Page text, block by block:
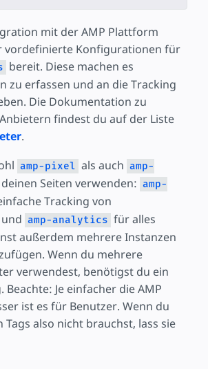
mit der AMP Plattform
vordefinierte Konfigurationen für
bereit. Diese machen es
zu erfassen und an die Tracking
Die Dokumentation zu
findest du auf der Liste
.
amp-pixel als auch amp-
Seiten verwenden: amp-
Tracking von
amp-analytics für alles
außerdem mehrere Instanzen
Wenn du mehrere
verwendest, benötigst du ein
Beachte: Je einfacher die AMP
ist es für Benutzer. Wenn du
Tags also nicht brauchst, lass sie